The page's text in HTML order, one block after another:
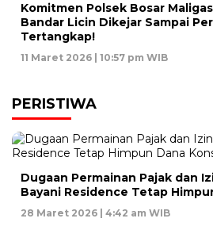
Komitmen Polsek Bosar
Bandar Licin Dikejar Sampai
Tertangkap!
11 Maret 2026 | 10:57 pm WIB
PERISTIWA
Dugaan Permainan Pajak dan
Bayani Residence Tetap
28 Maret 2026 | 4:42 am WIB